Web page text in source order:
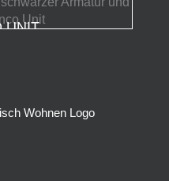
UNIT